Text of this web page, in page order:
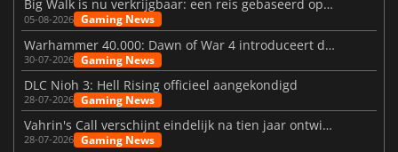
Big Walk is nu verkrijgbaar: een reis gebaseerd op vriendschap
05-08-2026 Gaming News
Warhammer 40.000: Dawn of War 4 introduceert de Necron-factie
30-07-2026 Gaming News
DLC Nioh 3: Hell Rising officieel aangekondigd
28-07-2026 Gaming News
Vahrin's Call verschijnt eindelijk na tien jaar ontwikkeling
28-07-2026 Gaming News